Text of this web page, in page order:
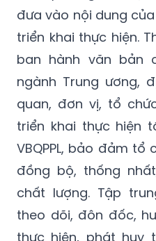
đưa vào nội dung
triển khai thực hiện.
ban hành văn bản
ngành Trung ương,
quan, đơn vị, tổ
triển khai thực hiện
VBQPPL, bảo đảm tổ
đồng bộ, thống
chất lượng. Tập
theo dõi, đôn đốc,
thực hiện, phát